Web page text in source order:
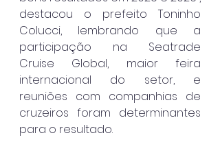
destacou o prefeito Toninho
Colucci, lembrando que a
participação na Seatrade
Cruise Global, maior feira
internacional do setor, e
reuniões com companhias de
cruzeiros foram determinantes
para o resultado.